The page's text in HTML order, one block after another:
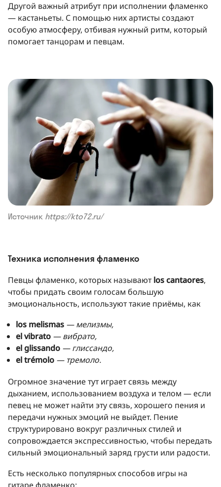
Другой важный атрибут при исполнении фламенко
— кастаньеты. С помощью них артисты создают
особую атмосферу, отбивая нужный ритм, который
помогает танцорам и певцам.
Источник https://kto72.ru/
Техника исполнения фламенко
Певцы фламенко, которых называютlos cantaores,
чтобы придать своим голосам большую
эмоциональность, используют такие приёмы, как
los melismas — мелизмы,
el vibrato — вибрато,
el glissando — глиссандо,
el trémolo — тремоло.
Огромное значение тут играет связь между
дыханием, использованием воздуха и телом — если
певец не может найти эту связь, хорошего пения и
передачи нужных эмоций не выйдет. Пение
структурировано вокруг различных стилей и
сопровождается экспрессивностью, чтобы передать
сильный эмоциональный заряд грусти или радости.
Есть несколько популярных способов игры на